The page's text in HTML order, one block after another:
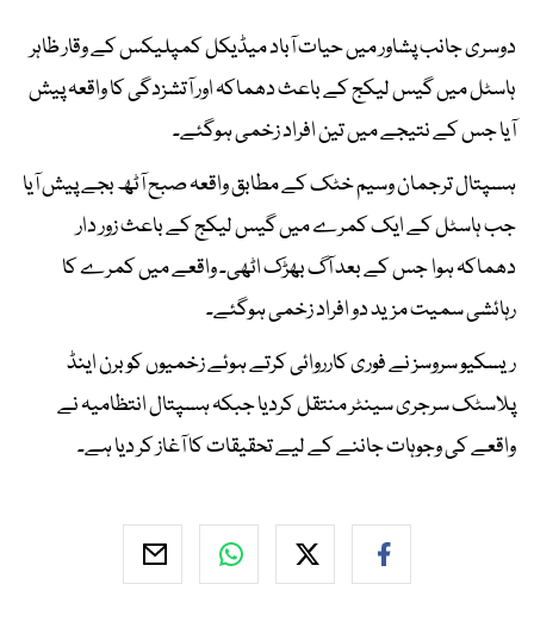
دوسری جانب پشاور میں حیات آباد میڈیکل کمپلیکس کے وقار ظاہر
ہاسٹل میں گیس لیکج کے باعث دھماکہ اور آتشزدگی کا واقعہ پیش
آیا جس کے نتیجے میں تین افراد زخمی ہوگئے۔
ہسپتال ترجمان وسیم خٹک کے مطابق واقعہ صبح آٹھ بجے پیش آیا
جب ہاسٹل کے ایک کمرے میں گیس لیکج کے باعث زور دار
دھماکہ ہوا جس کے بعد آگ بھڑک اٹھی۔ واقعے میں کمرے کا
رہائشی سمیت مزید دو افراد زخمی ہوگئے۔
ریسکیو سروسز نے فوری کارروائی کرتے ہوئے زخمیوں کو برن اینڈ
پلاسٹک سرجری سینٹر منتقل کردیا جبکہ ہسپتال انتظامیہ نے
واقعے کی وجوہات جاننے کے لیے تحقیقات کا آغاز کر دیا ہے۔